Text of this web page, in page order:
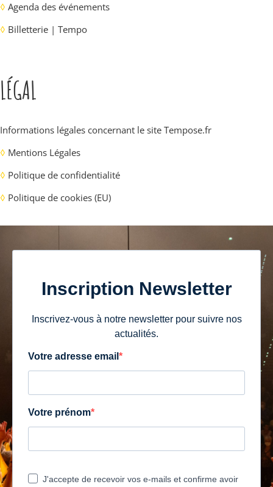
◊ Agenda des événements
◊ Billetterie | Tempo
LÉGAL
Informations légales concernant le site Tempose.fr
◊ Mentions Légales
◊ Politique de confidentialité
◊ Politique de cookies (EU)